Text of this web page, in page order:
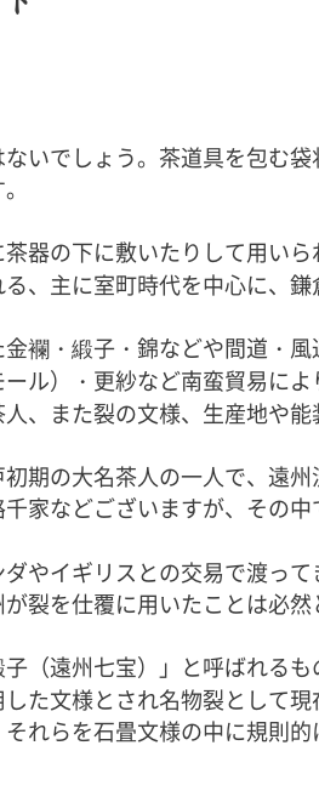
いでしょう。茶道具を包む
器の下に敷いたりして用い
、主に室町時代を中心に、
襴・緞子・錦などや間道・
ル）・更紗など南蛮貿易に
、また裂の文様、生産地や
期の大名茶人の一人で、遠
家などございますが、その
やイギリスとの交易で渡っ
裂を仕覆に用いたことは必然
（遠州七宝）」と呼ばれる
た文様とされ名物裂として
れらを石畳文様の中に規則